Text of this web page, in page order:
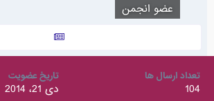
عضو انجمن
تعداد ارسال ها
104
تاریخ عضویت
دی 21، 2014